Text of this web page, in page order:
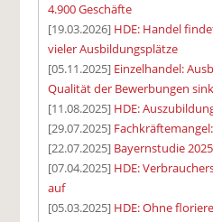
4.900 Geschäfte
[19.03.2026] HDE: Handel
vieler Ausbildungsplätze
[05.11.2025] Einzelhandel:
Qualität der Bewerbungen
[11.08.2025] HDE:
[29.07.2025]
[22.07.2025] Bayernstudie
[07.04.2025] HDE:
auf
[05.03.2025] HDE: Ohne